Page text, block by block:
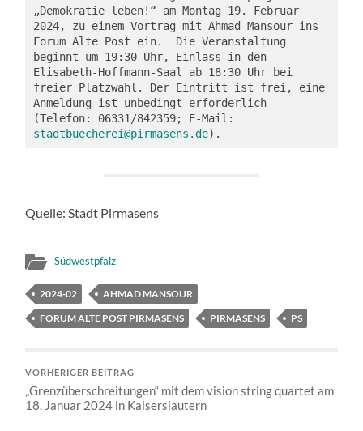
„Demokratie leben!“ am Montag 19. Februar
2024, zu einem Vortrag mit Ahmad Mansour ins
Forum Alte Post ein.  Die Veranstaltung
beginnt um 19:30 Uhr, Einlass in den
Elisabeth-Hoffmann-Saal ab 18:30 Uhr bei
freier Platzwahl. Der Eintritt ist frei, eine
Anmeldung ist unbedingt erforderlich
stadtbuecherei@pirmasens.de).
Quelle: Stadt Pirmasens
Südwestpfalz
2024-02
AHMAD MANSOUR
FORUM ALTE POST PIRMASENS
PIRMASENS PS
VORHERIGER BEITRAG
„Grenzüberschreitungen“ mit dem vision string quartet am
18. Januar 2024 in Kaiserslautern